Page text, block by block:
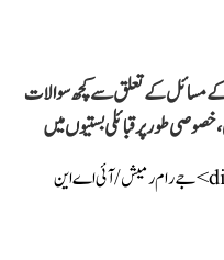
مسائل کے تعلق سے کچھ سوالات
طور پر قبائلی بستیوں میں